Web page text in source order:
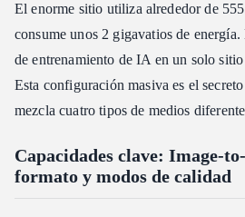
El enorme sitio utiliza alrededor de
consume unos 2 gigavatios de
de entrenamiento de IA en un solo
Esta configuración masiva es el
mezcla cuatro tipos de medios
Capacidades clave: Image-
formato y modos de calidad